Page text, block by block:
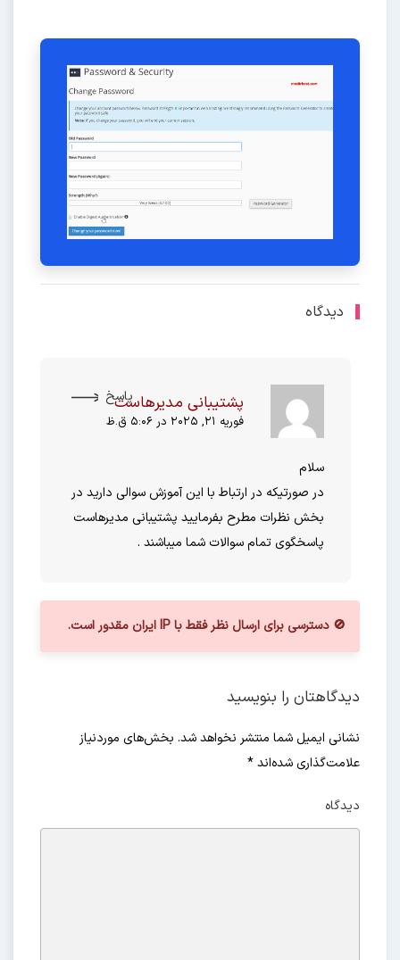
دیدگاه
پشتیبانی مدیرهاست
فوریه 21, 2025 در 5:06 ق.ظ
پاسخ
سلام
در صورتیکه در ارتباط با این آموزش سوالی دارید در
بخش نظرات مطرح بفرمایید پشتیبانی مدیرهاست
پاسخگوی تمام سوالات شما میباشند .
🚫 دسترسی برای ارسال نظر فقط با IP ایران مقدور است.
دیدگاهتان را بنویسید
نشانی ایمیل شما منتشر نخواهد شد. بخش‌های موردنیاز
علامت‌گذاری شده‌اند*
دیدگاه